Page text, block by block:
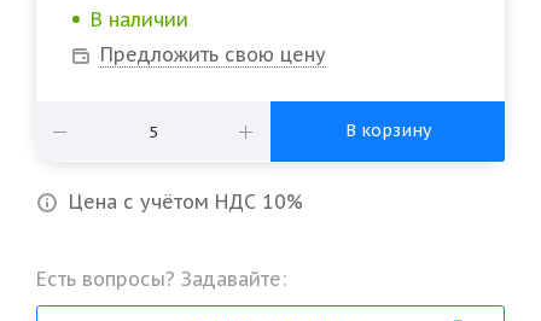
В наличии
Предложить свою цену
В корзину
Цена с учётом НДС 10%
Есть вопросы? Задавайте: